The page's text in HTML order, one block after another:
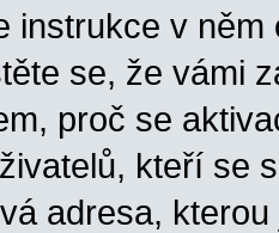
instrukce v
se, že vámi
proč se
kteří se
adresa,